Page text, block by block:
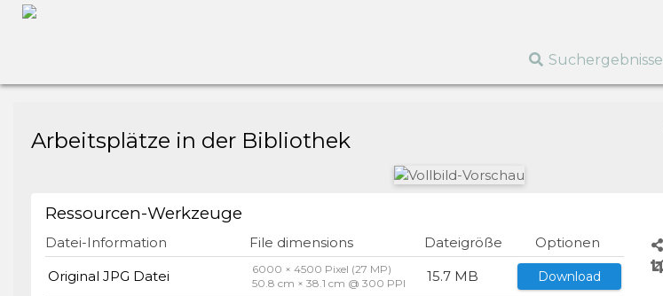
Suchergebnisse
Arbeitsplätze in der Bibliothek
Ressourcen-Werkzeuge
Datei-Information File dimensions Dateigröße
Optionen
Original JPG Datei
6000 × 4500 Pixel (27 MP)
50.8 cm × 38.1 cm @ 300 PPI
15.7 MB Download